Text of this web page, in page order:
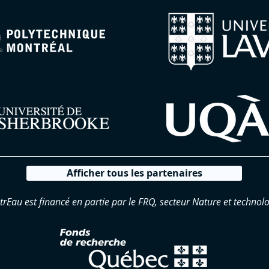
Afficher tous les partenaires
est financé en partie par le FRQ, secteur Nature et